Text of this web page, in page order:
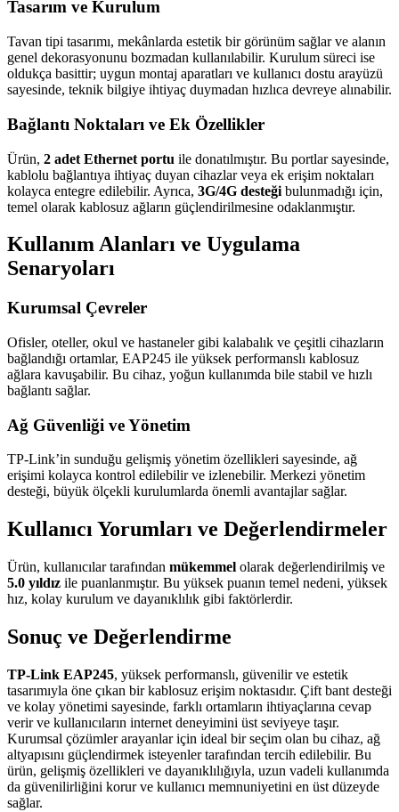
Tasarım ve Kurulum
Tavan tipi tasarımı, mekânlarda estetik bir görünüm sağlar ve alanın
genel dekorasyonunu bozmadan kullanılabilir. Kurulum süreci ise
oldukça basittir; uygun montaj aparatları ve kullanıcı dostu arayüzü
sayesinde, teknik bilgiye ihtiyaç duymadan hızlıca devreye alınabilir.
Bağlantı Noktaları ve Ek Özellikler
Ürün, 2 adet Ethernet portu ile donatılmıştır. Bu portlar sayesinde,
kablolu bağlantıya ihtiyaç duyan cihazlar veya ek erişim noktaları
kolayca entegre edilebilir. Ayrıca, 3G/4G desteği bulunmadığı için,
temel olarak kablosuz ağların güçlendirilmesine odaklanmıştır.
Kullanım Alanları ve Uygulama
Senaryoları
Kurumsal Çevreler
Ofisler, oteller, okul ve hastaneler gibi kalabalık ve çeşitli cihazların
bağlandığı ortamlar, EAP245 ile yüksek performanslı kablosuz
ağlara kavuşabilir. Bu cihaz, yoğun kullanımda bile stabil ve hızlı
bağlantı sağlar.
Ağ Güvenliği ve Yönetim
TP-Link’in sunduğu gelişmiş yönetim özellikleri sayesinde, ağ
erişimi kolayca kontrol edilebilir ve izlenebilir. Merkezi yönetim
desteği, büyük ölçekli kurulumlarda önemli avantajlar sağlar.
Kullanıcı Yorumları ve Değerlendirmeler
Ürün, kullanıcılar tarafından mükemmel olarak değerlendirilmiş ve
5.0 yıldız ile puanlanmıştır. Bu yüksek puanın temel nedeni, yüksek
hız, kolay kurulum ve dayanıklılık gibi faktörlerdir.
Sonuç ve Değerlendirme
TP-Link EAP245, yüksek performanslı, güvenilir ve estetik
tasarımıyla öne çıkan bir kablosuz erişim noktasıdır. Çift bant desteği
ve kolay yönetimi sayesinde, farklı ortamların ihtiyaçlarına cevap
verir ve kullanıcıların internet deneyimini üst seviyeye taşır.
Kurumsal çözümler arayanlar için ideal bir seçim olan bu cihaz, ağ
altyapısını güçlendirmek isteyenler tarafından tercih edilebilir. Bu
ürün, gelişmiş özellikleri ve dayanıklılığıyla, uzun vadeli kullanımda
da güvenilirliğini korur ve kullanıcı memnuniyetini en üst düzeyde
sağlar.